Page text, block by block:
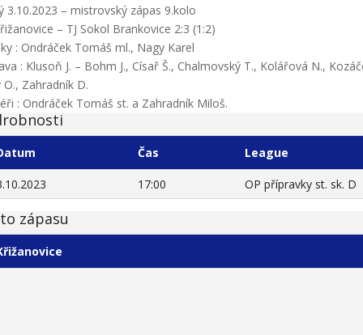
3.10.2023 – mistrovský zápas 9.kolo
– TJ Sokol Brankovice 2:3 (1:2)
: Ondráček Tomáš ml., Nagy Karel
: Klusoň J. – Bohm J., Císař Š., Chalmovský T., Kolářová N.,
O., Zahradník D.
: Ondráček Tomáš st. a Zahradník Miloš.
Čas League
17:00 OP přípravky st. sk. D
zápasu